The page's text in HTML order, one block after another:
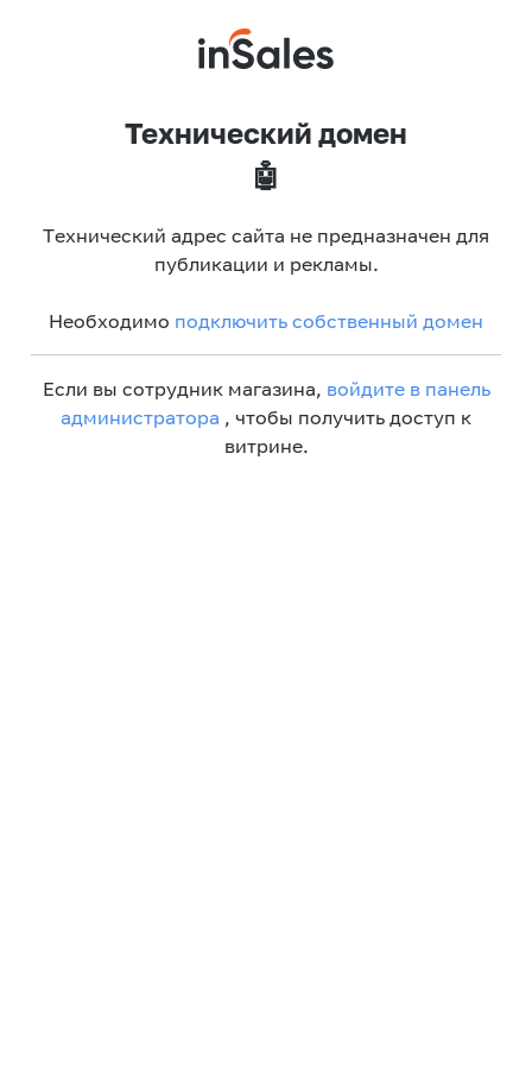
Технический домен
🤖
Технический адрес сайта не предназначен для
публикации и рекламы.
Необходимо подключить собственный домен
Если вы сотрудник магазина, войдите в панель
администратора , чтобы получить доступ к
витрине.